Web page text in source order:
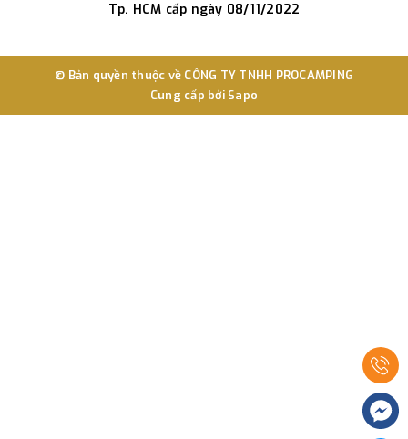
Tp. HCM cấp ngày 08/11/2022
© Bản quyền thuộc về CÔNG TY TNHH PROCAMPING
Cung cấp bởi Sapo